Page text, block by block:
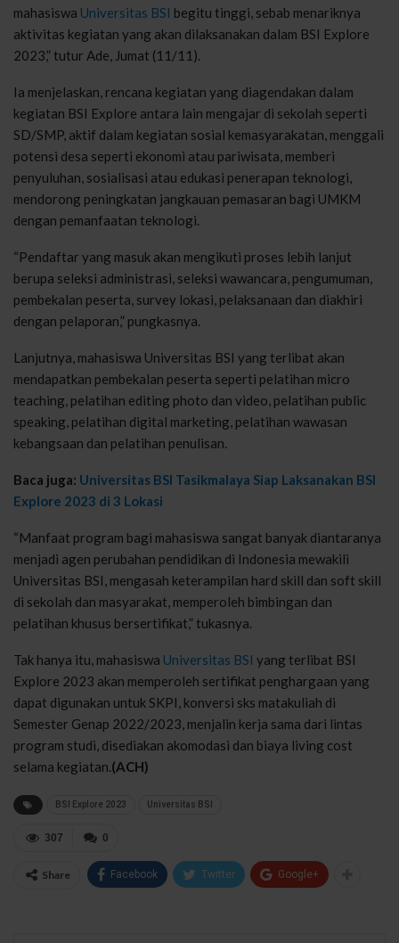
mahasiswa Universitas BSI begitu tinggi, sebab menariknya
aktivitas kegiatan yang akan dilaksanakan dalam BSI Explore
2023,” tutur Ade, Jumat (11/11).
Ia menjelaskan, rencana kegiatan yang diagendakan dalam
kegiatan BSI Explore antara lain mengajar di sekolah seperti
SD/SMP, aktif dalam kegiatan sosial kemasyarakatan, menggali
potensi desa seperti ekonomi atau pariwisata, memberi
penyuluhan, sosialisasi atau edukasi penerapan teknologi,
mendorong peningkatan jangkauan pemasaran bagi UMKM
dengan pemanfaatan teknologi.
“Pendaftar yang masuk akan mengikuti proses lebih lanjut
berupa seleksi administrasi, seleksi wawancara, pengumuman,
pembekalan peserta, survey lokasi, pelaksanaan dan diakhiri
dengan pelaporan,” pungkasnya.
Lanjutnya, mahasiswa Universitas BSI yang terlibat akan
mendapatkan pembekalan peserta seperti pelatihan micro
teaching, pelatihan editing photo dan video, pelatihan public
speaking, pelatihan digital marketing, pelatihan wawasan
kebangsaan dan pelatihan penulisan.
Baca juga: Universitas BSI Tasikmalaya Siap Laksanakan BSI
Explore 2023 di 3 Lokasi
“Manfaat program bagi mahasiswa sangat banyak diantaranya
menjadi agen perubahan pendidikan di Indonesia mewakili
Universitas BSI, mengasah keterampilan hard skill dan soft skill
di sekolah dan masyarakat, memperoleh bimbingan dan
pelatihan khusus bersertifikat,” tukasnya.
Tak hanya itu, mahasiswa Universitas BSI yang terlibat BSI
Explore 2023 akan memperoleh sertifikat penghargaan yang
dapat digunakan untuk SKPI, konversi sks matakuliah di
Semester Genap 2022/2023, menjalin kerja sama dari lintas
program studi, disediakan akomodasi dan biaya living cost
selama kegiatan.(ACH)
BSI Explore 2023 Universitas BSI
0
307
Share Facebook Twitter Google+